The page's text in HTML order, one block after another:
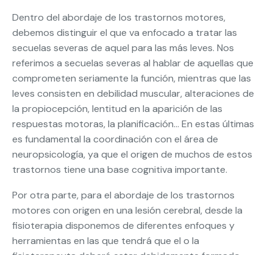
Dentro del abordaje de los trastornos motores,
debemos distinguir el que va enfocado a tratar las
secuelas severas de aquel para las más leves. Nos
referimos a secuelas severas al hablar de aquellas que
comprometen seriamente la función, mientras que las
leves consisten en debilidad muscular, alteraciones de
la propiocepción, lentitud en la aparición de las
respuestas motoras, la planificación… En estas últimas
es fundamental la coordinación con el área de
neuropsicología, ya que el origen de muchos de estos
trastornos tiene una base cognitiva importante.
Por otra parte, para el abordaje de los trastornos
motores con origen en una lesión cerebral, desde la
fisioterapia disponemos de diferentes enfoques y
herramientas en las que tendrá que el o la